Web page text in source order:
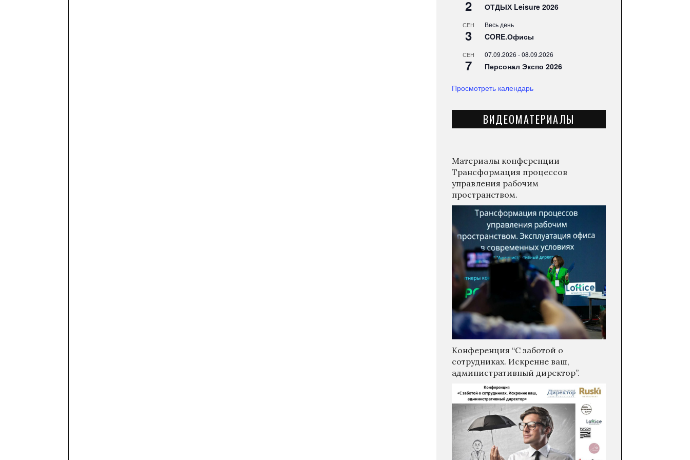
2 ОТДЫХ Leisure 2026
СЕН
3
Весь день
CORE.Офисы
СЕН
7
07.09.2026 -08.09.2026
Персонал Экспо 2026
Просмотреть календарь
ВИДЕОМАТЕРИАЛЫ
Материалы конференции
Трансформация процессов
управления рабочим
пространством.
Конференция “С заботой о
сотрудниках. Искренне ваш,
административный директор”.